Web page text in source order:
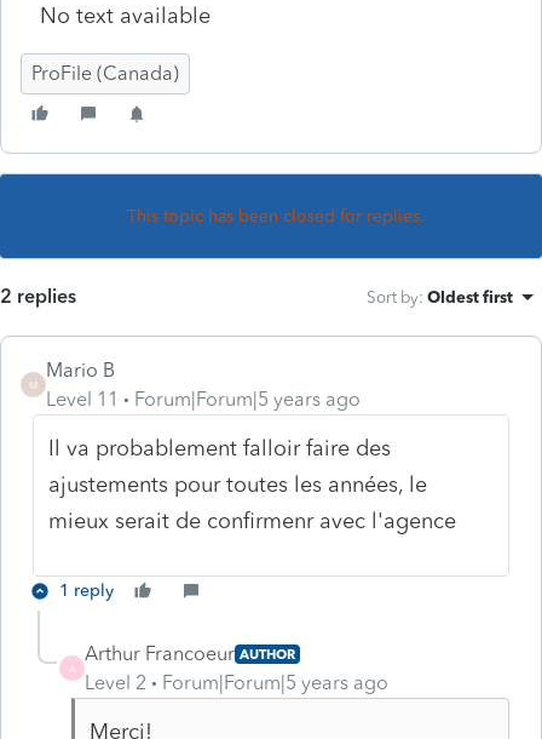
No text available
ProFile (Canada)
This topic has been closed for replies.
2 replies Sort by: Oldest first
M
Mario B
Level 11
Forum|Forum|5 years ago
Il va probablement falloir faire des
ajustements pour toutes les années, le
mieux serait de confirmenr avec l'agence
1 reply
A
Arthur Francoeur AUTHOR
Level 2 Forum|Forum|5 years ago
Merci!